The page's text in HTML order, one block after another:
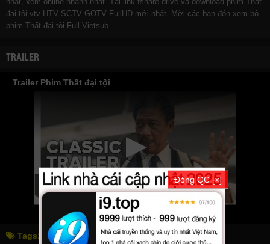
đại tội vtv HTV SCTV GOTV FullHD mới nhất. Mời các bạn đón xem bộ
phim Thất đại tội Full Vietsub
TRAILER
Trailer Phim Thất đại tội
Tags: thất đại tội seven
Đóng QC [×]